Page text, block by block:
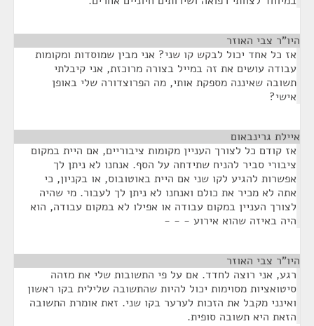
היו"ר צבי האוזר
אז כל אחד יכול לבקש קו שני? אני מבין שמוסדות ומקומות
עבודה עושים את זה במייל בצורה מרוכזת, אני קיבלתי
תשובה שאיננה מספקת אותי, מה הפרוצדורה שלי באופן
אישי?
איילת גרינבאום
אז קודם כל לצורך העניין מקומות ציבוריים, אם היית במקום
ציבורי סביר להניח שתידחה על הסף. אנחנו לא ניתן לך
אפשרות להגיע לקו שני אם היית באוטובוס, או בקניון, כי
אתה לא מכיר את כולם ואנחנו לא ניתן לך לעבור. מי שהיה
לצורך העניין במקום עבודה או אפילו לא במקום עבודה, הוא
היה באיזה שהוא אירוע - - -
היו"ר צבי האוזר
רגע, אני רוצה לחדד. אם על פי התשובות שלי את מזהה
סיטואציות מסוימות יכול להיות שהתשובה שלילית בקו ראשון
ואינני מקבל את הזכות לערער בקו שני. זאת אומרת התשובה
הזאת היא תשובה סופית.